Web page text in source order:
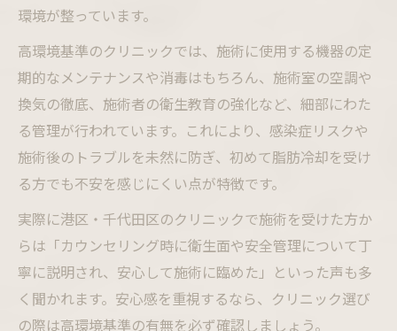
環境が整っています。
高環境基準のクリニックでは、施術に使用する機器の定
期的なメンテナンスや消毒はもちろん、施術室の空調や
換気の徹底、施術者の衛生教育の強化など、細部にわた
る管理が行われています。これにより、感染症リスクや
施術後のトラブルを未然に防ぎ、初めて脂肪冷却を受け
る方でも不安を感じにくい点が特徴です。
実際に港区・千代田区のクリニックで施術を受けた方か
らは「カウンセリング時に衛生面や安全管理について丁
寧に説明され、安心して施術に臨めた」といった声も多
く聞かれます。安心感を重視するなら、クリニック選び
の際は高環境基準の有無を必ず確認しましょう。